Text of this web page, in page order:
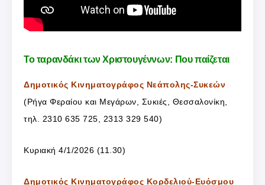
Το ταρανδάκι των Χριστουγέννων: Που παίζεται
Δημοτικός Κινηματογράφος Νεάπολης-Συκεών
(Ρήγα Φεραίου και Μεγάρων, Συκιές, Θεσσαλονίκη,
τηλ. 2310 635 725, 2313 329 540)
Κυριακή 4/1/2026 (11.30)
Δημοτικός Κινηματογράφος Κορδελιού-Ευόσμου